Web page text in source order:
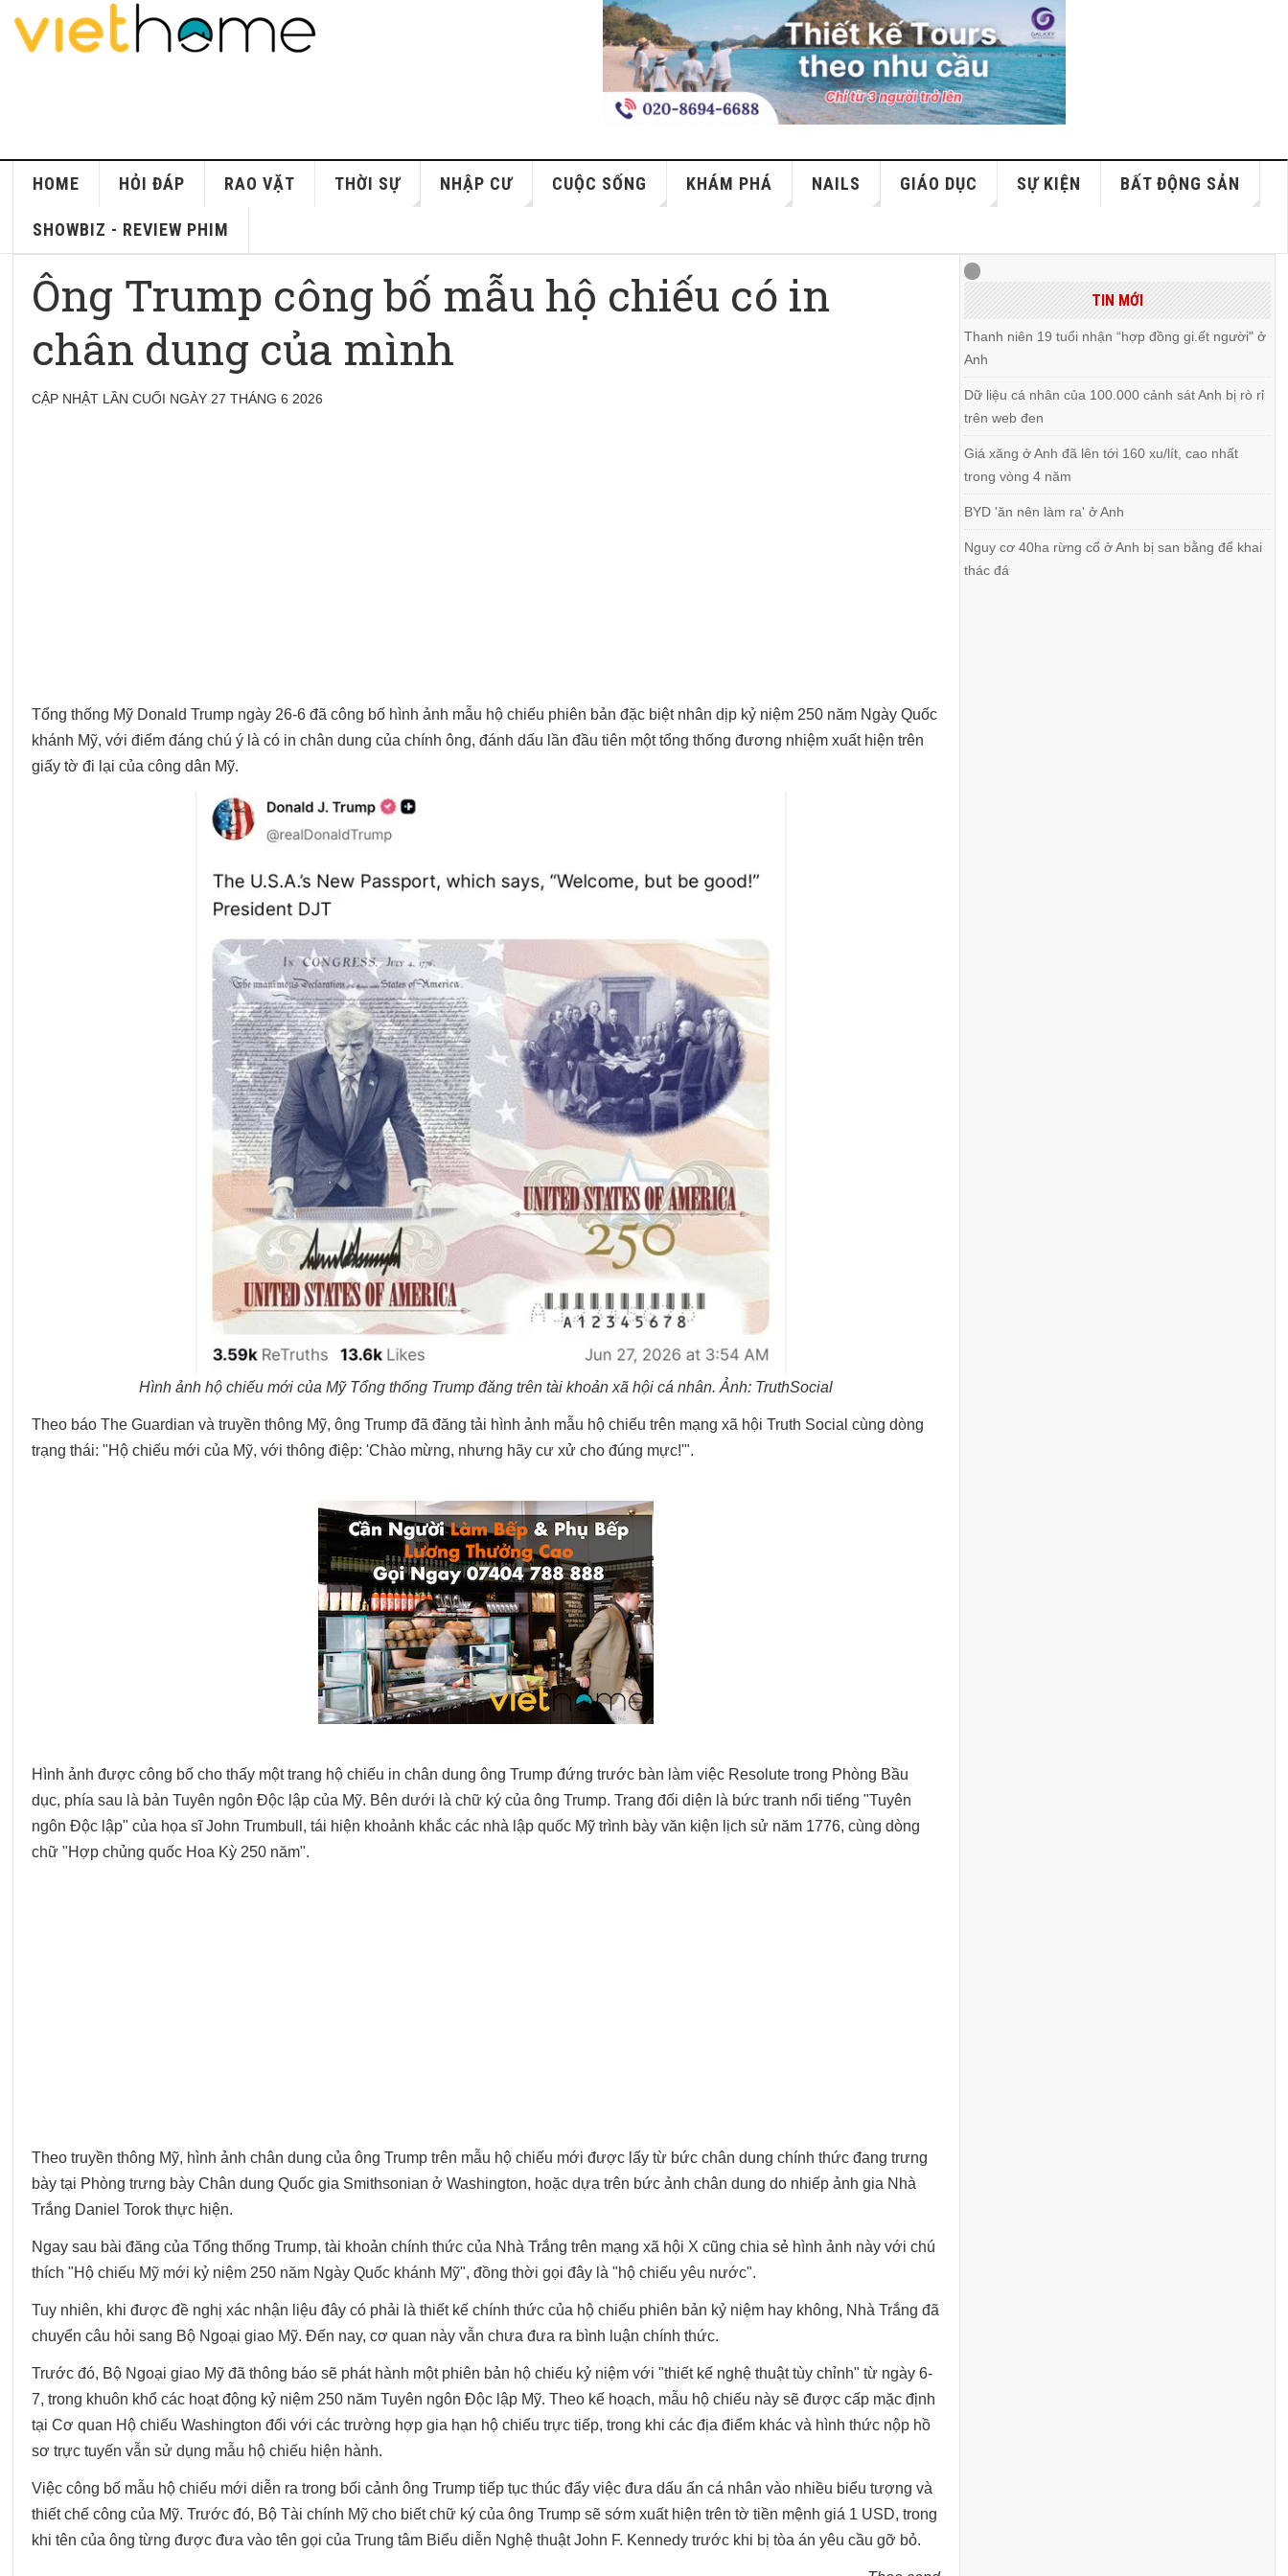
HOME HỎI ĐÁP RAO VẶT THỜI SỰ NHẬP CƯ CUỘC SỐNG KHÁM PHÁ NAILS GIÁO DỤC SỰ KIỆN BẤT ĐỘNG SẢN
SHOWBIZ - REVIEW PHIM
Ông Trump công bố mẫu hộ chiếu có in
chân dung của mình
CẬP NHẬT LẦN CUỐI NGÀY 27 THÁNG 6 2026
Tổng thống Mỹ Donald Trump ngày 26-6 đã công bố hình ảnh mẫu hộ chiếu phiên bản đặc biệt nhân dịp kỷ niệm 250 năm Ngày Quốc
khánh Mỹ, với điểm đáng chú ý là có in chân dung của chính ông, đánh dấu lần đầu tiên một tổng thống đương nhiệm xuất hiện trên
giấy tờ đi lại của công dân Mỹ.
Hình ảnh hộ chiếu mới của Mỹ Tổng thống Trump đăng trên tài khoản xã hội cá nhân. Ảnh: TruthSocial
Theo báo The Guardian và truyền thông Mỹ, ông Trump đã đăng tải hình ảnh mẫu hộ chiếu trên mạng xã hội Truth Social cùng dòng
trạng thái: "Hộ chiếu mới của Mỹ, với thông điệp: 'Chào mừng, nhưng hãy cư xử cho đúng mực!'".
Hình ảnh được công bố cho thấy một trang hộ chiếu in chân dung ông Trump đứng trước bàn làm việc Resolute trong Phòng Bầu
dục, phía sau là bản Tuyên ngôn Độc lập của Mỹ. Bên dưới là chữ ký của ông Trump. Trang đối diện là bức tranh nổi tiếng "Tuyên
ngôn Độc lập" của họa sĩ John Trumbull, tái hiện khoảnh khắc các nhà lập quốc Mỹ trình bày văn kiện lịch sử năm 1776, cùng dòng
chữ "Hợp chủng quốc Hoa Kỳ 250 năm".
Theo truyền thông Mỹ, hình ảnh chân dung của ông Trump trên mẫu hộ chiếu mới được lấy từ bức chân dung chính thức đang trưng
bày tại Phòng trưng bày Chân dung Quốc gia Smithsonian ở Washington, hoặc dựa trên bức ảnh chân dung do nhiếp ảnh gia Nhà
Trắng Daniel Torok thực hiện.
Ngay sau bài đăng của Tổng thống Trump, tài khoản chính thức của Nhà Trắng trên mạng xã hội X cũng chia sẻ hình ảnh này với chú
thích "Hộ chiếu Mỹ mới kỷ niệm 250 năm Ngày Quốc khánh Mỹ", đồng thời gọi đây là "hộ chiếu yêu nước".
Tuy nhiên, khi được đề nghị xác nhận liệu đây có phải là thiết kế chính thức của hộ chiếu phiên bản kỷ niệm hay không, Nhà Trắng đã
chuyển câu hỏi sang Bộ Ngoại giao Mỹ. Đến nay, cơ quan này vẫn chưa đưa ra bình luận chính thức.
Trước đó, Bộ Ngoại giao Mỹ đã thông báo sẽ phát hành một phiên bản hộ chiếu kỷ niệm với "thiết kế nghệ thuật tùy chỉnh" từ ngày 6-
7, trong khuôn khổ các hoạt động kỷ niệm 250 năm Tuyên ngôn Độc lập Mỹ. Theo kế hoạch, mẫu hộ chiếu này sẽ được cấp mặc định
tại Cơ quan Hộ chiếu Washington đối với các trường hợp gia hạn hộ chiếu trực tiếp, trong khi các địa điểm khác và hình thức nộp hồ
sơ trực tuyến vẫn sử dụng mẫu hộ chiếu hiện hành.
Việc công bố mẫu hộ chiếu mới diễn ra trong bối cảnh ông Trump tiếp tục thúc đẩy việc đưa dấu ấn cá nhân vào nhiều biểu tượng và
thiết chế công của Mỹ. Trước đó, Bộ Tài chính Mỹ cho biết chữ ký của ông Trump sẽ sớm xuất hiện trên tờ tiền mệnh giá 1 USD, trong
khi tên của ông từng được đưa vào tên gọi của Trung tâm Biểu diễn Nghệ thuật John F. Kennedy trước khi bị tòa án yêu cầu gỡ bỏ.
TIN MỚI
Thanh niên 19 tuổi nhận “hợp đồng gi.ết người" ở
Anh
Dữ liệu cá nhân của 100.000 cảnh sát Anh bị rò rỉ
trên web đen
Giá xăng ở Anh đã lên tới 160 xu/lít, cao nhất
trong vòng 4 năm
BYD 'ăn nên làm ra' ở Anh
Nguy cơ 40ha rừng cổ ở Anh bị san bằng để khai
thác đá